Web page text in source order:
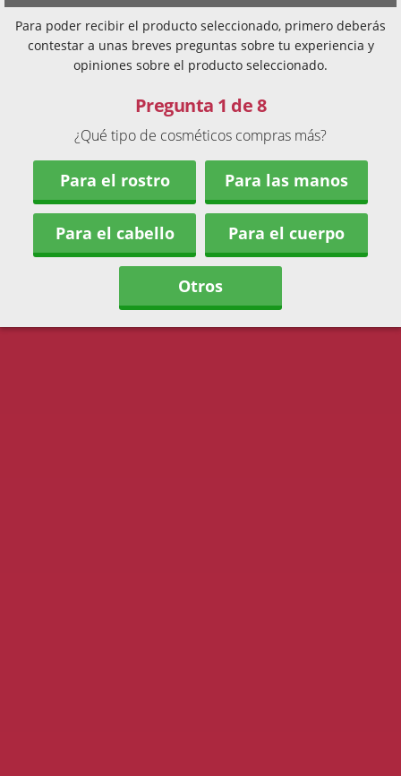
Para poder recibir el producto seleccionado, primero deberás
contestar a unas breves preguntas sobre tu experiencia y
opiniones sobre el producto seleccionado.
Pregunta 1 de 8
¿Qué tipo de cosméticos compras más?
Para el rostro Para las manos
Para el cabello Para el cuerpo
Otros